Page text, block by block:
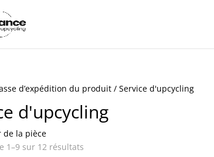
d’expédition du produit / Service d'upcycling
d'upcycling
de la pièce
1–9 sur 12 résultats